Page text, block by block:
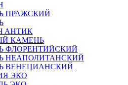
ПРАЖСКИЙ
АНТИК
КАМЕНЬ
ФЛОРЕНТИЙСКИЙ
НЕАПОЛИТАНСКИЙ
ВЕНЕЦИАНСКИЙ
ЭКО